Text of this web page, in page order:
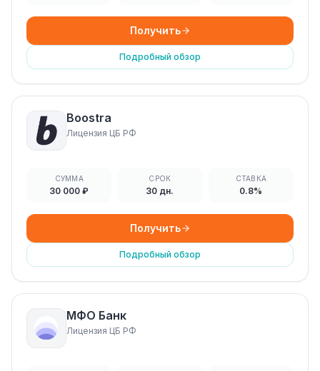
Получить
Подробный обзор
Boostra
Лицензия ЦБ РФ
СУММА
30 000 ₽
СРОК
30 дн.
СТАВКА
0.8%
Получить
Подробный обзор
МФО Банк
Лицензия ЦБ РФ